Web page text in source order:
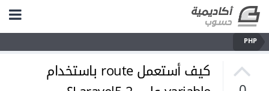
PHP
كيف أستعمل route باستخدام